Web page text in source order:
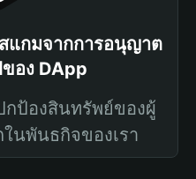
แกมจากการอนุญาต
อง DApp
กป้องสินทรัพย์ของผู้
นพันธกิจของเรา